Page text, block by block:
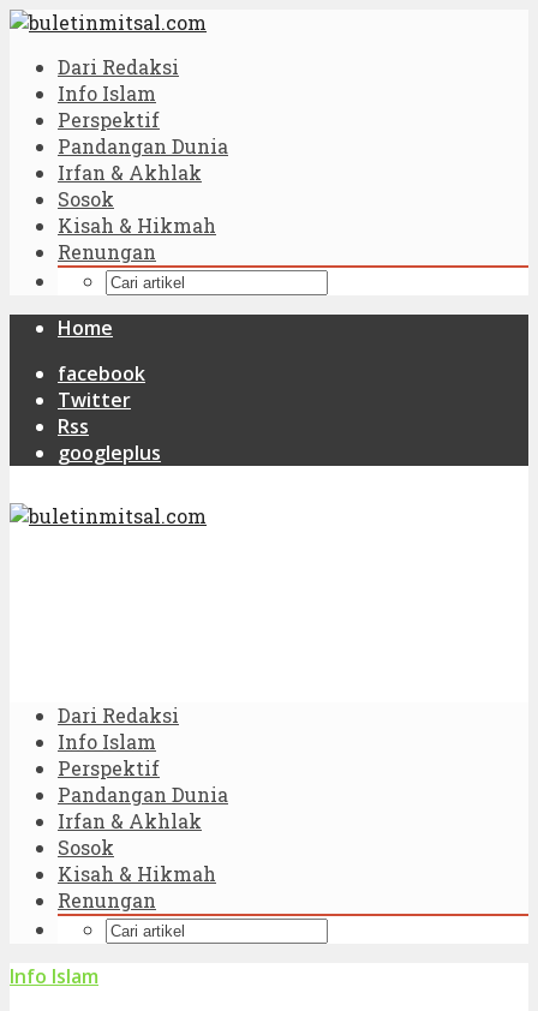
Dari Redaksi
Info Islam
Perspektif
Pandangan Dunia
Irfan & Akhlak
Sosok
Kisah & Hikmah
Renungan
Home
facebook
Twitter
Rss
googleplus
Dari Redaksi
Info Islam
Perspektif
Pandangan Dunia
Irfan & Akhlak
Sosok
Kisah & Hikmah
Renungan
Info Islam